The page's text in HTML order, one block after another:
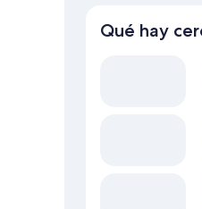
Qué hay